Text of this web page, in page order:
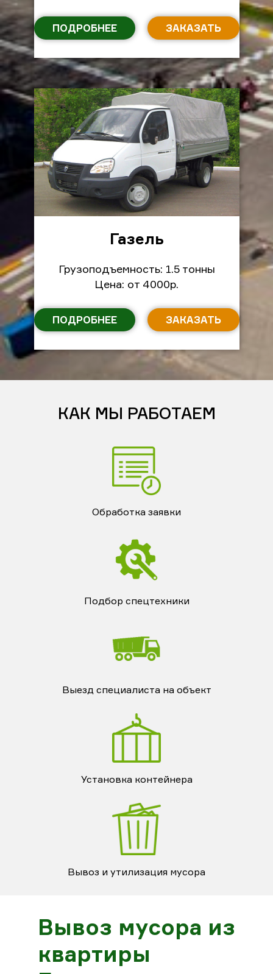
ПОДРОБНЕЕ ЗАКАЗАТЬ
Газель
Грузоподъемность: 1.5 тонны
Цена: от 4000р.
ПОДРОБНЕЕ ЗАКАЗАТЬ
КАК МЫ РАБОТАЕМ
Обработка заявки
Подбор спецтехники
Выезд специалиста на объект
Установка контейнера
Вывоз и утилизация мусора
Вывоз мусора из
квартиры